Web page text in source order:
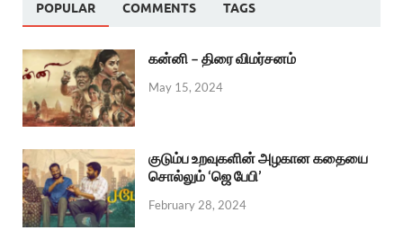
POPULAR COMMENTS TAGS
கன்னி – திரை விமர்சனம்
May 15, 2024
குடும்ப உறவுகளின் அழகான கதையை
சொல்லும் ‘ஜெ பேபி’
February 28, 2024